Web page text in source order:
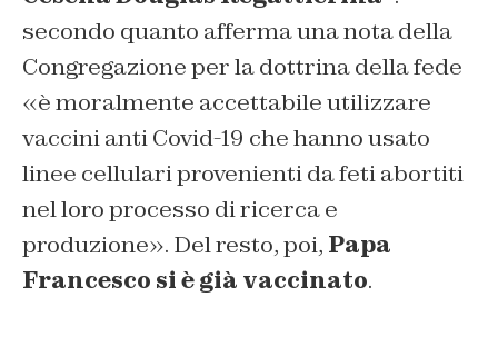
secondo quanto afferma una nota della
Congregazione per la dottrina della fede
«è moralmente accettabile utilizzare
vaccini anti Covid-19 che hanno usato
linee cellulari provenienti da feti abortiti
nel loro processo di ricerca e
produzione». Del resto, poi, Papa
Francesco si è già vaccinato.